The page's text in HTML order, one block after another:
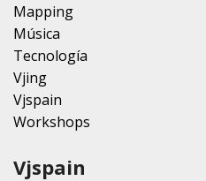
Mapping
Música
Tecnología
Vjing
Vjspain
Workshops
Vjspain